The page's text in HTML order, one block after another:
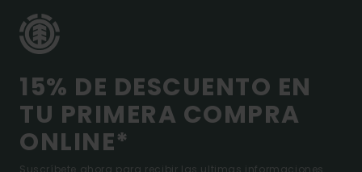
15% DE DESCUENTO EN
TU PRIMERA COMPRA
ONLINE*